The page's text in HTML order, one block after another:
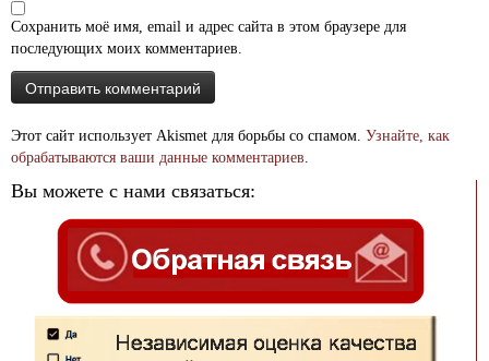
Сохранить моё имя, email и адрес сайта в этом браузере для
последующих моих комментариев.
Этот сайт использует Akismet для борьбы со спамом. Узнайте, как
обрабатываются ваши данные комментариев.
Вы можете с нами связаться: